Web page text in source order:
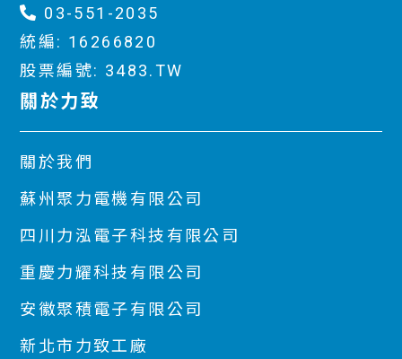
03-551-2035
統編: 16266820
股票編號: 3483.TW
關於力致
關於我們
蘇州聚力電機有限公司
四川力泓電子科技有限公司
重慶力耀科技有限公司
安徽聚積電子有限公司
新北市力致工廠